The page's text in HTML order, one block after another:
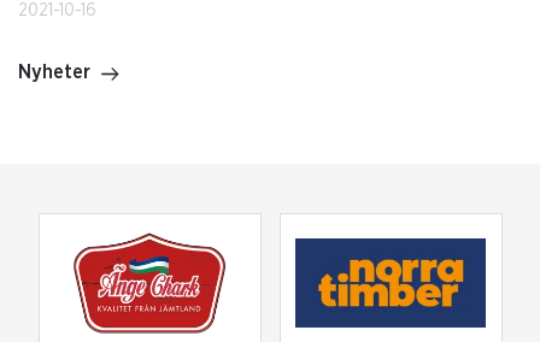
2021-10-16
Nyheter